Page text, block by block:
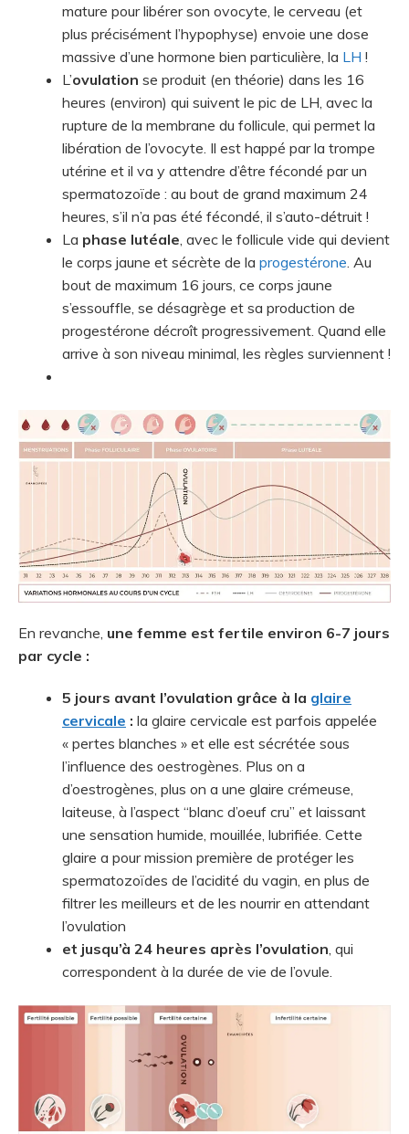
mature pour libérer son ovocyte, le cerveau (et
plus précisément l’hypophyse) envoie une dose
massive d’une hormone bien particulière, la LH !
L’ovulation se produit (en théorie) dans les 16
heures (environ) qui suivent le pic de LH, avec la
rupture de la membrane du follicule, qui permet la
libération de l’ovocyte. Il est happé par la trompe
utérine et il va y attendre d’être fécondé par un
spermatozoïde : au bout de grand maximum 24
heures, s’il n’a pas été fécondé, il s’auto-détruit !
La phase lutéale , avec le follicule vide qui devient
le corps jaune et sécrète de la progestérone . Au
bout de maximum 16 jours, ce corps jaune
s’essouffle, se désagrège et sa production de
progestérone décroît progressivement. Quand elle
arrive à son niveau minimal, les règles surviennent !
En revanche, une femme est fertile environ 6-7 jours
par cycle :
5 jours avant l’ovulation grâce à la glaire
cervicale : la glaire cervicale est parfois appelée
« pertes blanches » et elle est sécrétée sous
l’influence des oestrogènes. Plus on a
d’oestrogènes, plus on a une glaire crémeuse,
laiteuse, à l’aspect “blanc d’oeuf cru” et laissant
une sensation humide, mouillée, lubrifiée. Cette
glaire a pour mission première de protéger les
spermatozoïdes de l’acidité du vagin, en plus de
filtrer les meilleurs et de les nourrir en attendant
l’ovulation
et jusqu’à 24 heures après l’ovulation , qui
correspondent à la durée de vie de l’ovule.